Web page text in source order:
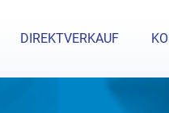
Haben Sie
DIREKTVERKAUF